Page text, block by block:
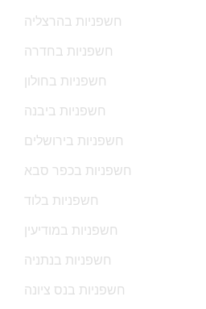
חשפניות בהרצליה
חשפניות בחדרה
חשפניות בחולון
חשפניות ביבנה
חשפניות בירושלים
חשפניות בכפר סבא
חשפניות בלוד
חשפניות במודיעין
חשפניות בנתניה
חשפניות בנס ציונה